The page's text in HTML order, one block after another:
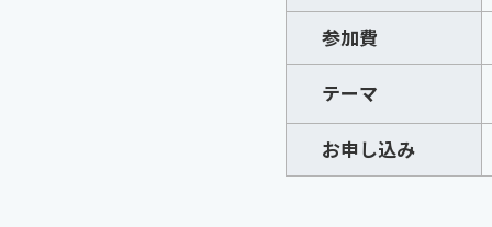
参加費
テーマ
お申し込み